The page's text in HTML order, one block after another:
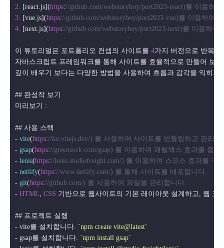
2. [react.js](https://github.com/webstoryboy/port2023-react)를 이용하
3. [vue.js](https://github.com/webstoryboy/port2023-vue)를 이용하여
4. [next.js](https://github.com/webstoryboy/port2023-next)를 이용하
이 튜토리얼은 포트폴리오 컨셉의 사이트를 4가지 버전으로 반복
자바스크립트 프레임워크를 통해 사이트를 효율적으로 만들어 보
깊이 배우기 보다는 다양한 방법을 사용하여 흐름과 감각을 익히
## 완성작 보기
미리보기 :
## 사용 스택
- vite(https://ko.vitejs.dev/) 를 사용하여 사이트를 번들링하고 관리합
- gsap(https://greensock.com/gsap) 를 이용하여 패럴랙스 효과를 줍니
- lenis(https://lenis.studiofreight.com/) 를 이용하여 스므스 효과를 구
- netlify(https://www.netlify.com/) 를 통해 사이트를 배포합니다.
- git(https://github.com/) 을 사용하여 파일을 관리합니다.
- HTML, CSS 기반으로 웹사이트의 기본 레이아웃 설계하고, 웹 표
## 프로젝트 실행
- vite를 설치합니다. `npm create vite@latest`
- gsap를 설치합니다. `npm install gsap`